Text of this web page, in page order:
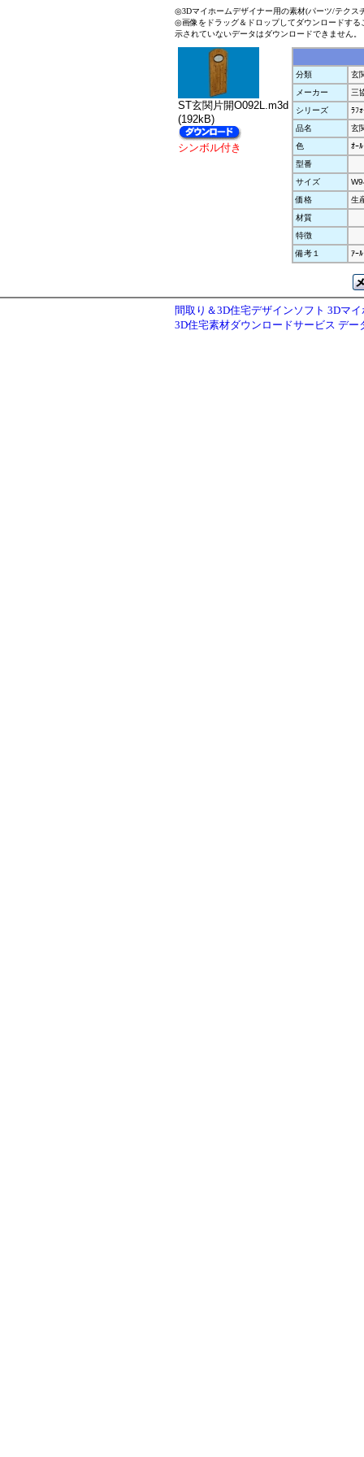
◎3Dマイホームデザイナー用の素材(パーツ/テクス
◎画像をドラッグ＆ドロップしてダウンロードす
示されていないデータはダウンロードできません。
ST玄関片開O092L.m3d
(192kB)
シンボル付き
分類
玄
メーカー
三
シリーズ
ﾗﾌ
品名
玄
色
ｵｰ
型番
サイズ
価格
生
材質
特徴
備考１
ｱｰ
間取り＆3D住宅デザインソフト 3Dマ
3D住宅素材ダウンロードサービス デー